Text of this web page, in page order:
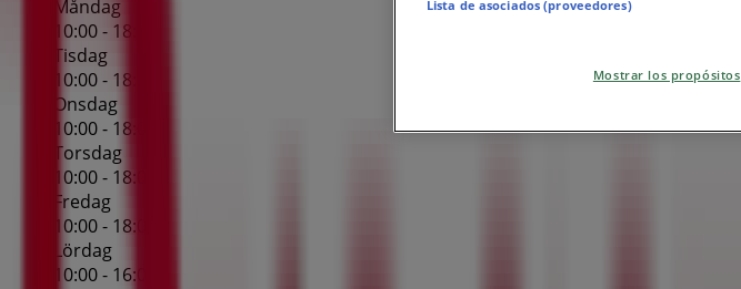
Måndag
10:00 - 18:00
Tisdag
10:00 - 18:00
Onsdag
10:00 - 18:00
Torsdag
10:00 - 18:00
Fredag
10:00 - 18:00
Lördag
10:00 - 16:00
Lista de asociados (proveedores)
Mostrar los propósitos